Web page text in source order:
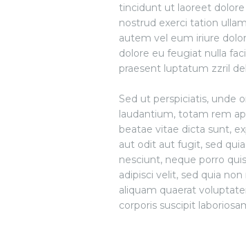
tincidunt ut laoreet
nostrud exerci tation
autem vel eum iriure
dolore eu feugiat nulla
praesent luptatum zzril
Sed ut perspiciatis, unde
laudantium, totam rem
beatae vitae dicta sunt,
aut odit aut fugit, sed
nesciunt, neque porro
adipisci velit, sed quia
aliquam quaerat
corporis suscipit